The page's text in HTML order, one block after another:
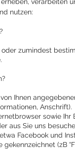
nutzen:
zumindest
Ihnen
Anschrift).
sowie Ihr
aus Sie uns
Facebook und
(zB